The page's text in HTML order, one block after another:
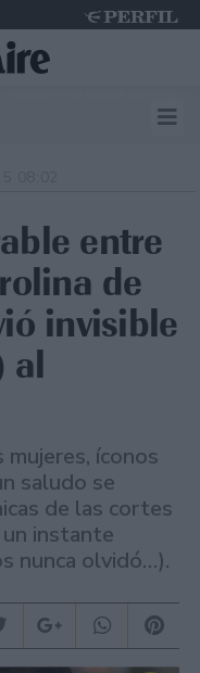
entre
de
invisible
al
íconos
saludo se
de las cortes
instante
nunca olvidó…).